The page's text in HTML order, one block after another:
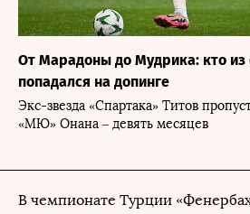
От Марадоны до Мудрика: кто из
попадался на допинге
Экс-звезда «Спартака» Титов
«МЮ» Онана – девять месяцев
В чемпионате Турции